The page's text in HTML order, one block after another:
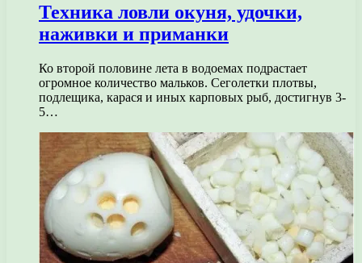
Техника ловли окуня, удочки,
наживки и приманки
Ко второй половине лета в водоемах подрастает
огромное количество мальков. Сеголетки плотвы,
подлещика, карася и иных карповых рыб, достигнув 3-
5…